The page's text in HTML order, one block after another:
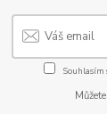
Souhlasím